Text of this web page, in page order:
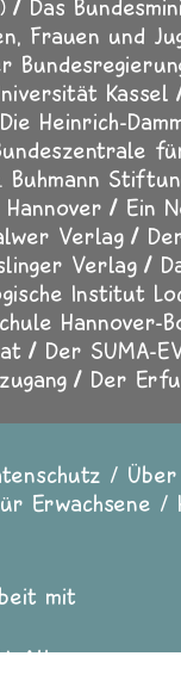
Das
Frauen und
Kassel
Die Heinrich-
Buhmann
Ein
Verlag
Verlag
Institut
Hannover-
Der SUMA-
Der
Erwachsene
mit
All